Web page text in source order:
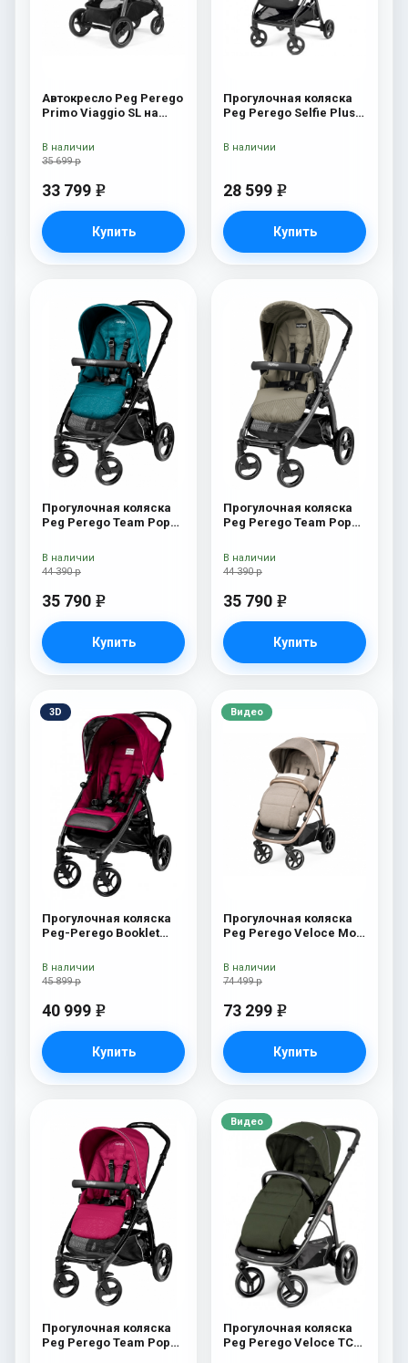
Автокресло Peg Perego
Primo Viaggio SL на
White/Black) Ascot
35 699 р
33 799 e
Купить
В наличии
Прогулочная коляска
Peg Perego Selfie Plus
28 599 e
Купить
В наличии
Прогулочная коляска
Peg Perego Team Pop
44 390 р
35 790 e
Купить
В наличии
Прогулочная коляска
Peg Perego Team Pop
44 390 р
35 790 e
Купить
В наличии
3D
Прогулочная коляска
Peg-Perego Booklet
45 899 р
40 999 e
Купить
В наличии
Видео
Прогулочная коляска
Peg Perego Veloce Mon
74 499 р
73 299 e
Купить
В наличии
Прогулочная коляска
Peg Perego Team Pop
Видео
Прогулочная коляска
Peg Perego Veloce TC